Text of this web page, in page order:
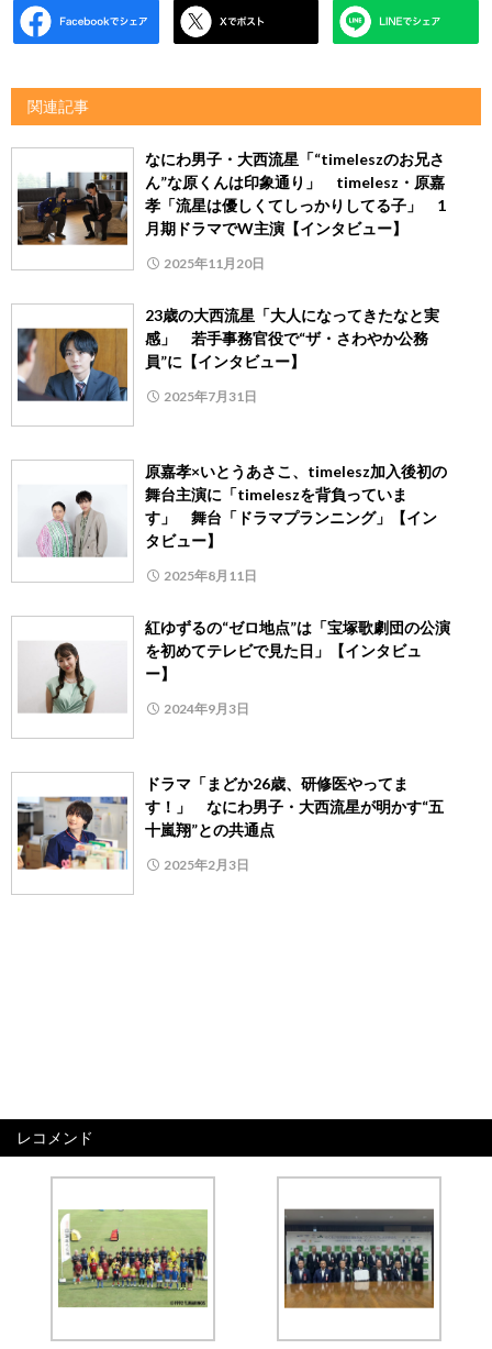
関連記事
なにわ男子・大西流星「“timeleszのお兄さ
ん”な原くんは印象通り」 timelesz・原嘉
孝「流星は優しくてしっかりしてる子」 1
月期ドラマでW主演【インタビュー】
2025年11月20日
23歳の大西流星「大人になってきたなと実
感」 若手事務官役で“ザ・さわやか公務
員”に【インタビュー】
2025年7月31日
原嘉孝×いとうあさこ、timelesz加入後初の
舞台主演に「timeleszを背負っていま
す」 舞台「ドラマプランニング」【イン
タビュー】
2025年8月11日
紅ゆずるの“ゼロ地点”は「宝塚歌劇団の公演
を初めてテレビで見た日」【インタビュ
ー】
2024年9月3日
ドラマ「まどか26歳、研修医やってま
す！」 なにわ男子・大西流星が明かす“五
十嵐翔”との共通点
2025年2月3日
レコメンド